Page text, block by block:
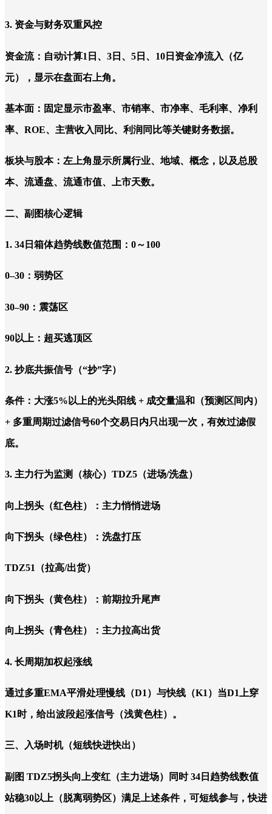
3. 资金与财务双重风控
资金流：自动计算1日、3日、5日、10日资金净流入（亿
元），显示在盘面右上角。
基本面：固定显示市盈率、市销率、市净率、毛利率、净利
率、ROE、主营收入同比、利润同比等关键财务数据。
板块与股本：左上角显示所属行业、地域、概念，以及总股
本、流通盘、流通市值、上市天数。
二、副图核心逻辑
1. 34日箱体趋势线数值范围：0～100
0–30：弱势区
30–90：震荡区
90以上：超买逃顶区
2. 抄底共振信号（“抄”字）
条件：大涨5%以上的光头阳线 + 成交量温和（预测区间内）
+ 多重周期过滤信号60个交易日内只出现一次，有效过滤假
底。
3. 主力行为监测（核心）TDZ5（进场/洗盘）
向上拐头（红色柱）：主力悄悄进场
向下拐头（绿色柱）：洗盘打压
TDZ51（拉高/出货）
向下拐头（黄色柱）：前期拉升尾声
向上拐头（青色柱）：主力拉高出货
4. 长周期加权起涨线
通过多重EMA平滑处理慢线（D1）与快线（K1）当D1上穿
K1时，给出波段起涨信号（浅黄色柱）。
三、入场时机（短线快进快出）
副图 TDZ5拐头向上变红（主力进场）同时 34日趋势线数值
站稳30以上（脱离弱势区）满足上述条件，可短线参与，快进